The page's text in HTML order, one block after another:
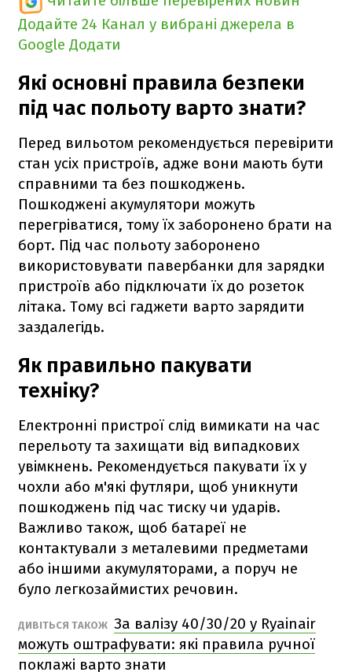
Додайте 24 Канал у вибрані джерела в
Google Додати
Які основні правила безпеки
під час польоту варто знати?
Перед вильотом рекомендується перевірити
стан усіх пристроїв, адже вони мають бути
справними та без пошкоджень.
Пошкоджені акумулятори можуть
перегріватися, тому їх заборонено брати на
борт. Під час польоту заборонено
використовувати павербанки для зарядки
пристроїв або підключати їх до розеток
літака. Тому всі гаджети варто зарядити
заздалегідь.
Як правильно пакувати
техніку?
Електронні пристрої слід вимикати на час
перельоту та захищати від випадкових
увімкнень. Рекомендується пакувати їх у
чохли або м'які футляри, щоб уникнути
пошкоджень під час тиску чи ударів.
Важливо також, щоб батареї не
контактували з металевими предметами
або іншими акумуляторами, а поруч не
було легкозаймистих речовин.
ДИВІТЬСЯ ТАКОЖ За валізу 40/30/20 у Ryainair
можуть оштрафувати: які правила ручної
поклажі варто знати